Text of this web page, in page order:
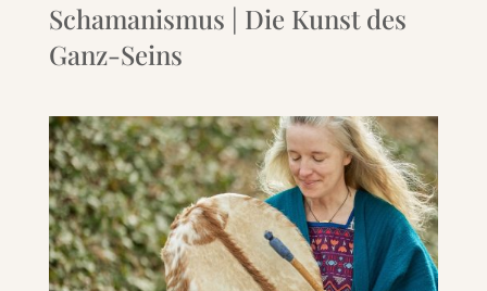
Schamanismus | Die Kunst des
Ganz-Seins